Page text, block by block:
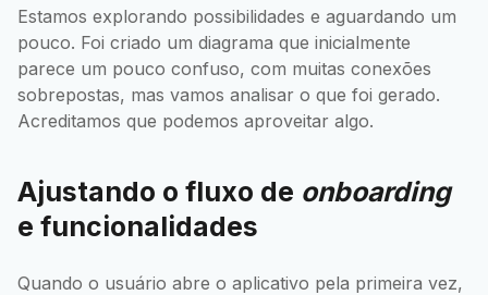
Estamos explorando possibilidades e aguardando um
pouco. Foi criado um diagrama que inicialmente
parece um pouco confuso, com muitas conexões
sobrepostas, mas vamos analisar o que foi gerado.
Acreditamos que podemos aproveitar algo.
Ajustando o fluxo de onboarding
e funcionalidades
Quando o usuário abre o aplicativo pela primeira vez,